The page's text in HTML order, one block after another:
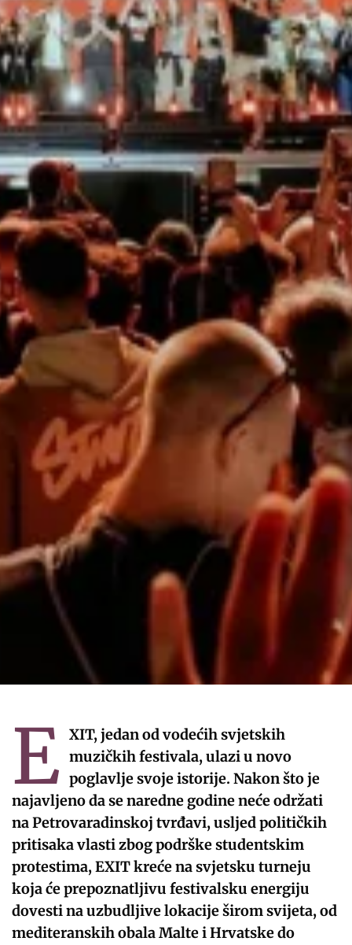
E XIT, jedan od vodećih svjetskih
muzičkih festivala, ulazi u novo
poglavlje svoje istorije. Nakon što je
najavljeno da se naredne godine neće održati
na Petrovaradinskoj tvrđavi, usljed političkih
pritisaka vlasti zbog podrške studentskim
protestima, EXIT kreće na svjetsku turneju
koja će prepoznatljivu festivalsku energiju
dovesti na uzbudljive lokacije širom svijeta, od
mediteranskih obala Malte i Hrvatske do